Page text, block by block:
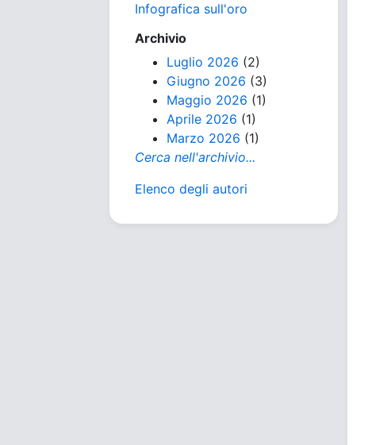
Infografica sull'oro
Archivio
Luglio 2026 (2)
Giugno 2026 (3)
Maggio 2026 (1)
Aprile 2026 (1)
Marzo 2026 (1)
Cerca nell'archivio...
Elenco degli autori